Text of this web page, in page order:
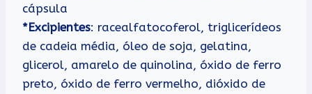
cápsula
*Excipientes: racealfatocoferol, triglicerídeos
de cadeia média, óleo de soja, gelatina,
glicerol, amarelo de quinolina, óxido de ferro
preto, óxido de ferro vermelho, dióxido de